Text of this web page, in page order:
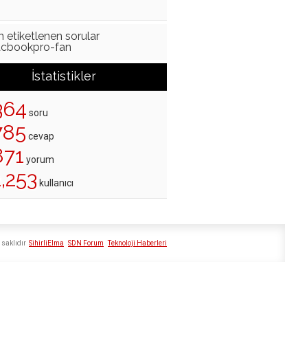
etiketlenen sorular
fan
İstatistikler
soru
cevap
yorum
kullanıcı
SihirliElma SDN Forum Teknoloji Haberleri